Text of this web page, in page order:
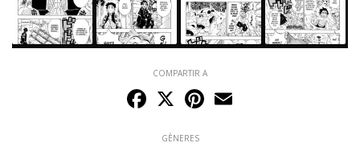
COMPARTIR A
Facebook
X Pinterest
GÈNERES